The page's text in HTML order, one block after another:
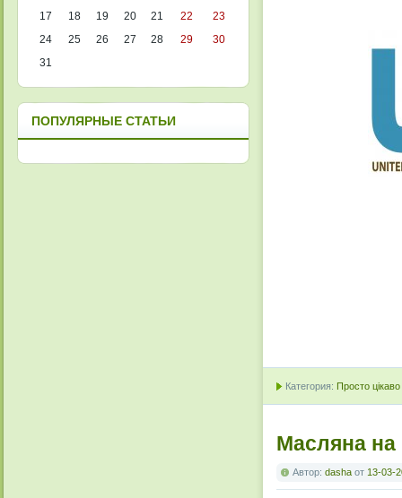
Категория: Просто цікаво
Масляна на
Автор: dasha от 13-03-
17
18 19 20 21 22
23
24
25 26 27 28 29
30
31
ПОПУЛЯРНЫЕ СТАТЬИ